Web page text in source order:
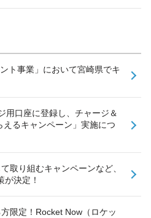
ト事業」において宮崎県でキ
用口座に登録し、チャージ＆
るキャンペーン」実施につ
取り組むキャンペーンなど、
決定！
限定！Rocket Now（ロケッ